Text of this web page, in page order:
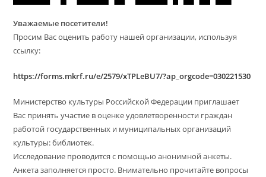
Уважаемые посетители!
Просим Вас оценить работу нашей организации, используя
ссылку:
https://forms.mkrf.ru/e/2579/xTPLeBU7/?ap_orgcode=030221530
Министерство культуры Российской Федерации приглашает
Вас принять участие в оценке удовлетворенности граждан
работой государственных и муниципальных организаций
культуры: библиотек.
Исследование проводится с помощью анонимной анкеты.
Анкета заполняется просто. Внимательно прочитайте вопросы